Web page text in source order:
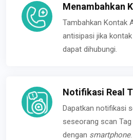
Menambahkan
Tambahkan Kontak
antisipasi jika
dapat dihubungi.
Notifikasi Real
Dapatkan notifikasi
seseorang scan
dengan smartphone.